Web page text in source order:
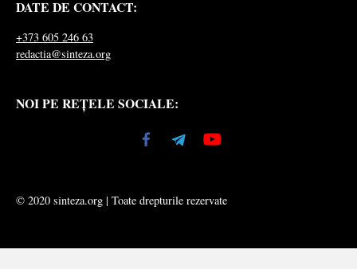
DATE DE CONTACT:
+373 605 246 63
redactia@sinteza.org
NOI PE REȚELE SOCIALE:
© 2020 sinteza.org | Toate drepturile rezervate